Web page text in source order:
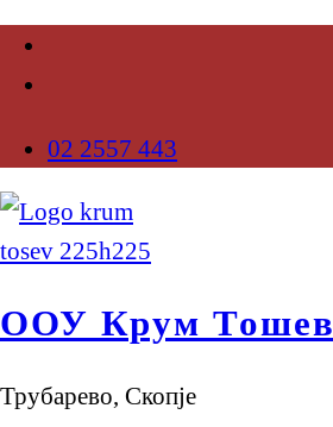
02 2557 443
ООУ Крум Тошев
Трубарево, Скопје